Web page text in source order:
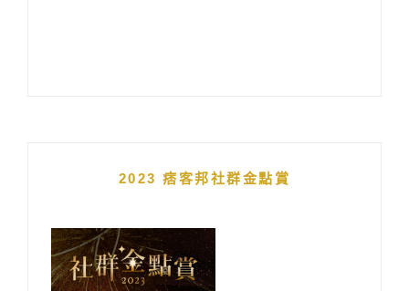
2023 痞客邦社群金點賞